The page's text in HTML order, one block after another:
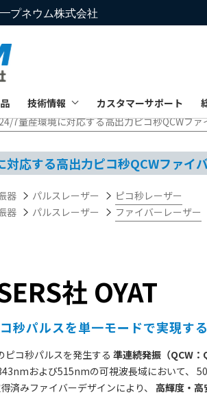
プネウム株式会社
技術情報 カスタマーサポート
7量産環境に対応する高出力ピコ秒QCWフ
応する高出力ピコ秒QCWファイ
器 パルスレーザー
ピコ秒レーザー
器
パルスレーザー ファイバーレーザー
社 OYAT
秒パルスを単一モードで実現す
ピコ秒パルスを発生する 準連続発振（QCW
および515nmの可視波長域において、
済みファイバーデザインにより、 高輝度・